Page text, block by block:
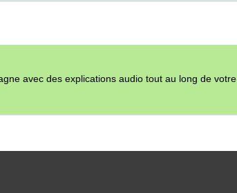
avec des explications audio tout au long de votre